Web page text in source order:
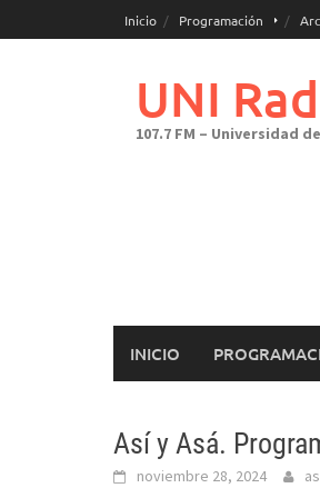
al
Inicio Programación
UNI
107.7 FM – Universidad
INICIO
Así y Asá.
noviembre 28, 2024